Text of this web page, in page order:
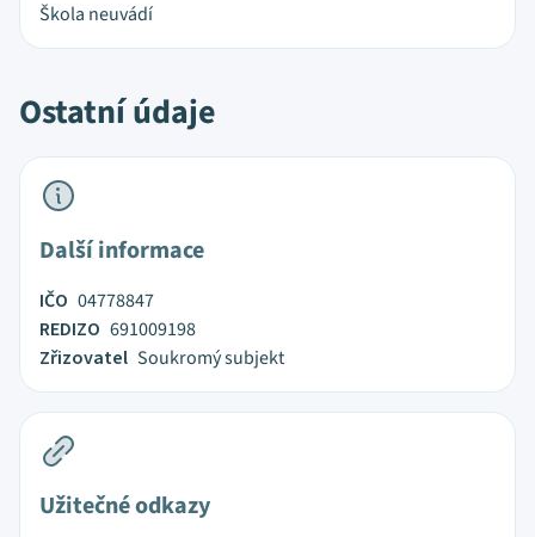
Škola neuvádí
Ostatní údaje
Další informace
IČO 04778847
REDIZO 691009198
Zřizovatel Soukromý subjekt
Užitečné odkazy